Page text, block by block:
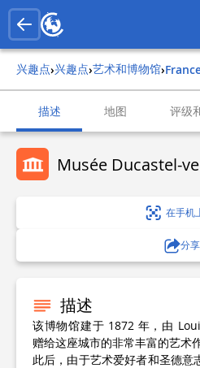
兴趣点› 兴趣点› 艺术和博物馆›
描述 地图 评级
Musée Ducastel-
在手机
分享
描述
该博物馆建于 1872 年，由
赠给这座城市的非常丰富的艺术
此后，由于艺术爱好者和圣德意